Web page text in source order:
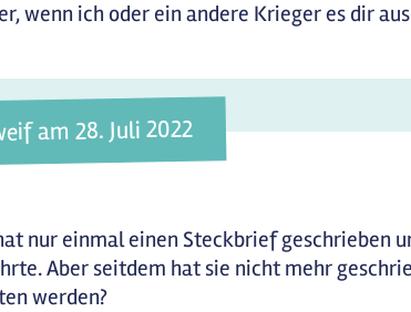
wenn ich oder ein andere Krieger es dir
am 28. Juli 2022
nur einmal einen Steckbrief geschrieben
Aber seitdem hat sie nicht mehr
werden?